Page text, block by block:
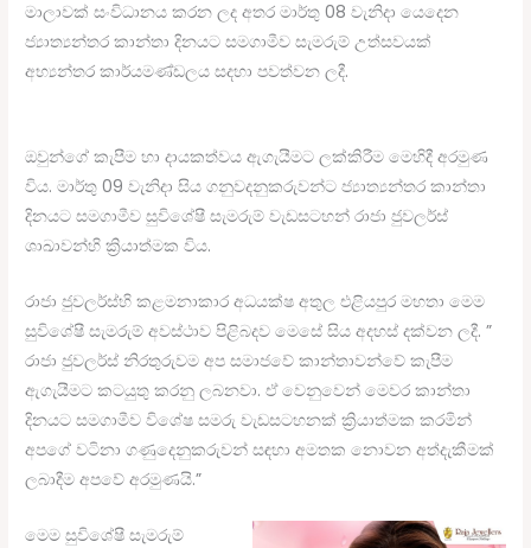
මාලාවක් සංවිධානය කරන ලද අතර මාර්තු 08 වැනිදා යෙදෙන
ජ්‍යාත්‍යන්තර කාන්තා දිනයට සමගාමීව සැමරුම් උත්සවයක්
අභ්‍යන්තර කාර්යමණ්ඩලය සදහා පවත්වන ලදී.
ඔවුන්ගේ කැපීම හා දායකත්වය ඇගැයීමට ලක්කිරීම මෙහිදී අරමුණ
විය. මාර්තු 09 වැනිදා සිය ගනුවදනුකරුවන්ට ජ්‍යාත්‍යන්තර කාන්තා
දිනයට සමගාමීව සුවිශේෂී සැමරුම් වැඩසටහන් රාජා ජුවලර්ස්
ශාඛාවන්හි ක්‍රියාත්මක විය.
රාජා ජුවලර්ස්හි කළමනාකාර අධයක්ෂ අතුල එළියපුර මහතා මෙම
සුවිශේෂී සැමරුම් අවස්ථාව පිළිබදව මෙසේ සිය අදහස් දක්වන ලදී. ”
රාජා ජුවලර්ස් නිරතුරුවම අප සමාජවේ කාන්තාවන්වේ කැපීම
ඇගැයීමට කටයුතු කරනු ලබනවා. ඒ වෙනුවෙන් මෙවර කාන්තා
දිනයට සමගාමීව විශේෂ සමරු වැඩසටහනක් ක්‍රියාත්මක කරමින්
අපගේ වටිනා ගණුදෙනුකරුවන් සඳහා අමතක නොවන අත්දැකීමක්
ලබාදීම අපවේ අරමුණයි.”
මෙම සුවිශේෂී සැමරුම්